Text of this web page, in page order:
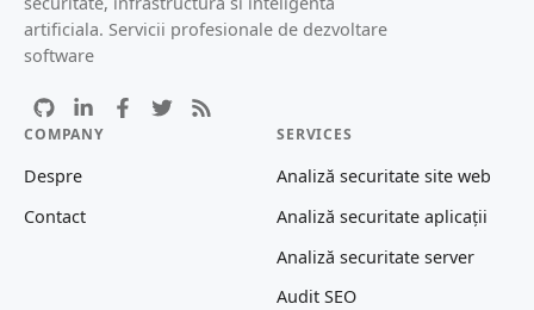
artificiala. Servicii profesionale de dezvoltare
software
COMPANY
Despre
Contact
SERVICES
Analiză securitate site web
Analiză securitate aplicații
Analiză securitate server
Audit SEO